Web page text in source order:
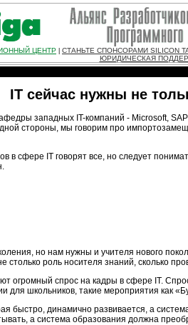
ЦЕНТР СТАНЬТЕ СПОНСОРАМИ SILICON
ЮРИДИЧЕСКАЯ
IT сейчас нужны не
западных IT-компаний - Microsoft,
стороны, мы говорим про
в сфере IT говорят все, но следует
но нам нужны и учителя нового
столько роль носителя знаний, сколько
огромный спрос на кадры в сфере IT.
школьников, такие мероприятия как
быстро, динамично развивается, а
а система образования должна